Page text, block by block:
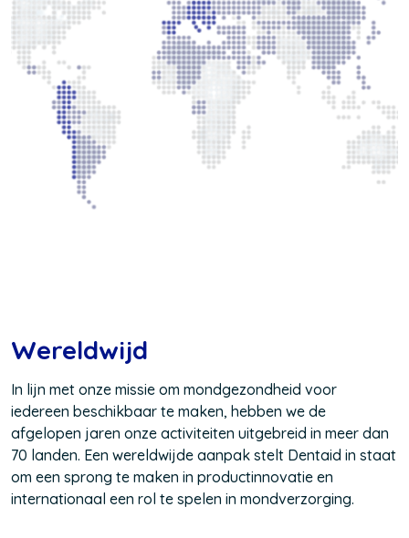
Wereldwijd
In lijn met onze missie om mondgezondheid voor
iedereen beschikbaar te maken, hebben we de
afgelopen jaren onze activiteiten uitgebreid in meer dan
70 landen. Een wereldwijde aanpak stelt Dentaid in staat
om een sprong te maken in productinnovatie en
internationaal een rol te spelen in mondverzorging.